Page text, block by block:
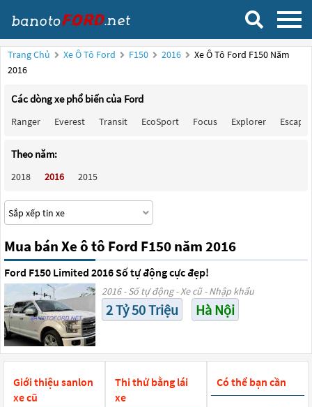
Trang Chủ Xe Ô Tô Ford F150 2016
Xe Ô Tô Ford F150 Năm
2016
Các dòng xe phổ biến của Ford
Ranger Everest Transit EcoSport Focus Explorer Escape
Theo năm:
2018 2016 2015
Mua bán Xe ô tô Ford F150 năm 2016
Ford F150 Limited 2016 Số tự động cực đẹp!
2016 - Số tự động - Xe cũ - Nhập khẩu
2 Tỷ 50 Triệu Hà Nội
Giới thiệu sanlon
xe cũ
Thi thử bằng lái
xe
Có thể bạn cần